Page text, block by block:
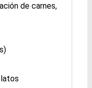
de carnes,